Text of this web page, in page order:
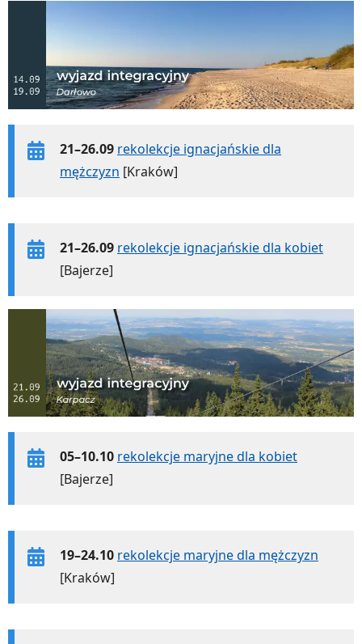
21–26.09 rekolekcje ignacjańskie dla
mężczyzn [Kraków]
21–26.09 rekolekcje ignacjańskie dla kobiet
[Bajerze]
05–10.10 rekolekcje maryjne dla kobiet
[Bajerze]
19–24.10 rekolekcje maryjne dla mężczyzn
[Kraków]